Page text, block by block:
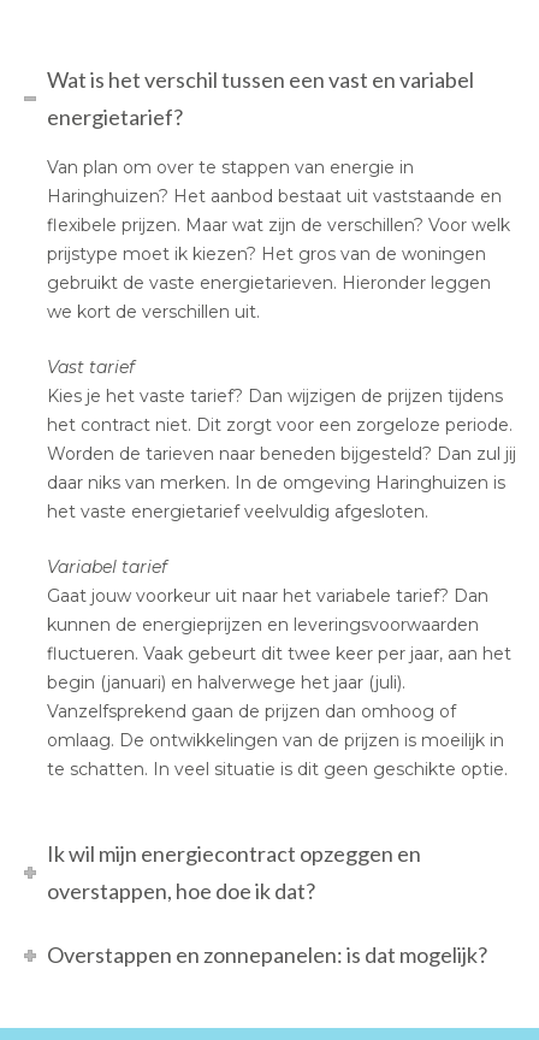
Wat is het verschil tussen een vast en variabel
energietarief?
Van plan om over te stappen van energie in
Haringhuizen? Het aanbod bestaat uit vaststaande en
flexibele prijzen. Maar wat zijn de verschillen? Voor welk
prijstype moet ik kiezen? Het gros van de woningen
gebruikt de vaste energietarieven. Hieronder leggen
we kort de verschillen uit.
Vast tarief
Kies je het vaste tarief? Dan wijzigen de prijzen tijdens
het contract niet. Dit zorgt voor een zorgeloze periode.
Worden de tarieven naar beneden bijgesteld? Dan zul jij
daar niks van merken. In de omgeving Haringhuizen is
het vaste energietarief veelvuldig afgesloten.
Variabel tarief
Gaat jouw voorkeur uit naar het variabele tarief? Dan
kunnen de energieprijzen en leveringsvoorwaarden
fluctueren. Vaak gebeurt dit twee keer per jaar, aan het
begin (januari) en halverwege het jaar (juli).
Vanzelfsprekend gaan de prijzen dan omhoog of
omlaag. De ontwikkelingen van de prijzen is moeilijk in
te schatten. In veel situatie is dit geen geschikte optie.
Ik wil mijn energiecontract opzeggen en
overstappen, hoe doe ik dat?
Overstappen en zonnepanelen: is dat mogelijk?